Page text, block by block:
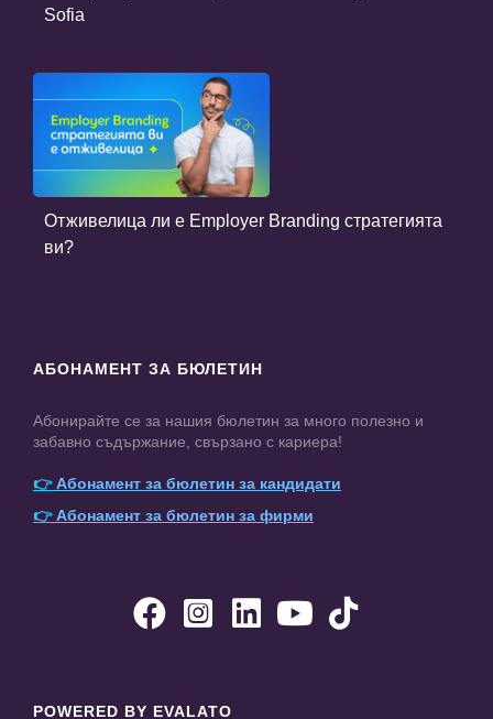
Sofia
Отживелица ли е Employer Branding стратегията
ви?
АБОНАМЕНТ ЗА БЮЛЕТИН
Абонирайте се за нашия бюлетин за много полезно и
забавно съдържание, свързано с кариера!
👉Абонамент за бюлетин за кандидати
👉Абонамент за бюлетин за фирми
    
POWERED BY EVALATO